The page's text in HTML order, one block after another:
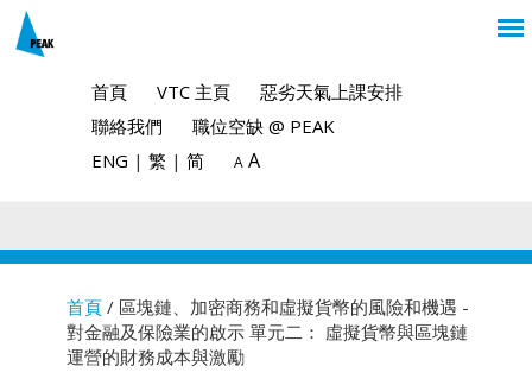
首頁 VTC 主頁
惡劣天氣上課安排
聯絡我們
職位空缺 @ PEAK
ENG | 繁 | 简 A A
You are here
首頁/ 區塊鏈、加密商務和虛擬貨幣的風險和機遇 -
對金融及保險業的啟示 單元二： 虛擬貨幣與區塊鏈
運營的財務成本與激勵